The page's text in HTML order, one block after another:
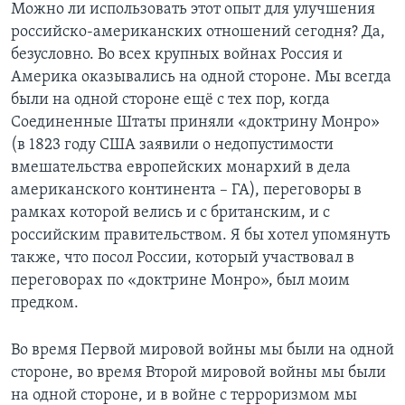
Можно ли использовать этот опыт для улучшения
российско-американских отношений сегодня? Да,
безусловно. Во всех крупных войнах Россия и
Америка оказывались на одной стороне. Мы всегда
были на одной стороне ещё с тех пор, когда
Соединенные Штаты приняли «доктрину Монро»
(в 1823 году США заявили о недопустимости
вмешательства европейских монархий в дела
американского континента – ГА), переговоры в
рамках которой велись и с британским, и с
российским правительством. Я бы хотел упомянуть
также, что посол России, который участвовал в
переговорах по «доктрине Монро», был моим
предком.
Во время Первой мировой войны мы были на одной
стороне, во время Второй мировой войны мы были
на одной стороне, и в войне с терроризмом мы